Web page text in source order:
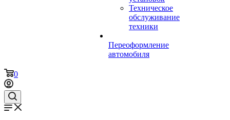
Техническое
обслуживание
техники
Переоформление
автомобиля
0